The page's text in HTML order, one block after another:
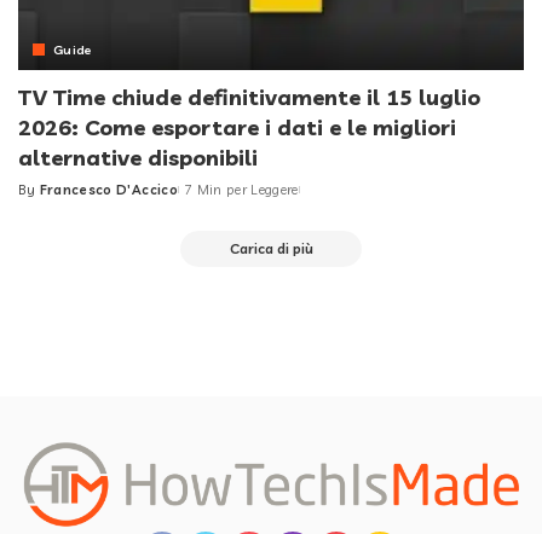
Guide
TV Time chiude definitivamente il 15 luglio
2026: Come esportare i dati e le migliori
alternative disponibili
Posted
By Francesco D'Accico 7 Min per Leggere
Carica di più